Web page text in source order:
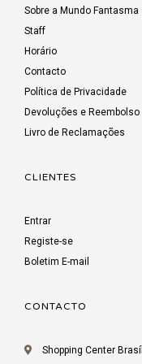
Sobre a Mundo Fantasma
Staff
Horário
Contacto
Política de Privacidade
Devoluções e Reembolso
Livro de Reclamações
CLIENTES
Entrar
Registe-se
Boletim E-mail
CONTACTO
Shopping Center